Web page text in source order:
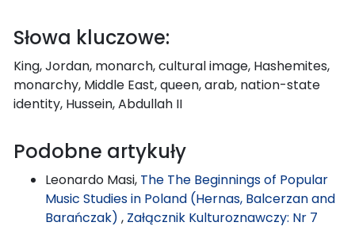
Słowa kluczowe:
King, Jordan, monarch, cultural image, Hashemites,
monarchy, Middle East, queen, arab, nation-state
identity, Hussein, Abdullah II
Podobne artykuły
Leonardo Masi, The The Beginnings of Popular
Music Studies in Poland (Hernas, Balcerzan and
Barańczak) , Załącznik Kulturoznawczy: Nr 7